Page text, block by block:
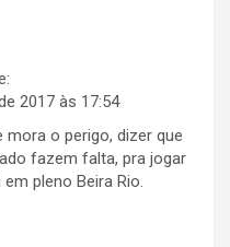
2017 às 17:54
mora o perigo, dizer que
fazem falta, pra jogar
pleno Beira Rio.